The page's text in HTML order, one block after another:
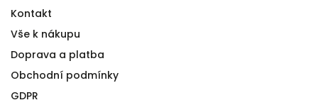
Kontakt
Vše k nákupu
Doprava a platba
Obchodní podmínky
GDPR